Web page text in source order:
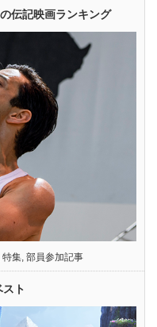
伝記映画ランキング
特集 部員参加記事
ト